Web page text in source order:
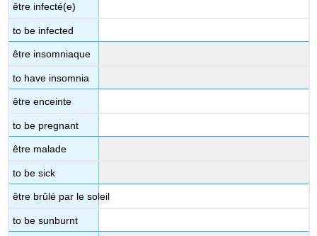
être infecté(e)
to be infected
être insomniaque
to have insomnia
être enceinte
to be pregnant
être malade
to be sick
être brûlé par le soleil
to be sunburnt